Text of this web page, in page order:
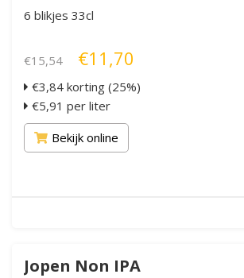
6 blikjes 33cl
€15,54 €11,70
€3,84 korting (25%)
€5,91 per liter
Bekijk online
Jopen Non IPA